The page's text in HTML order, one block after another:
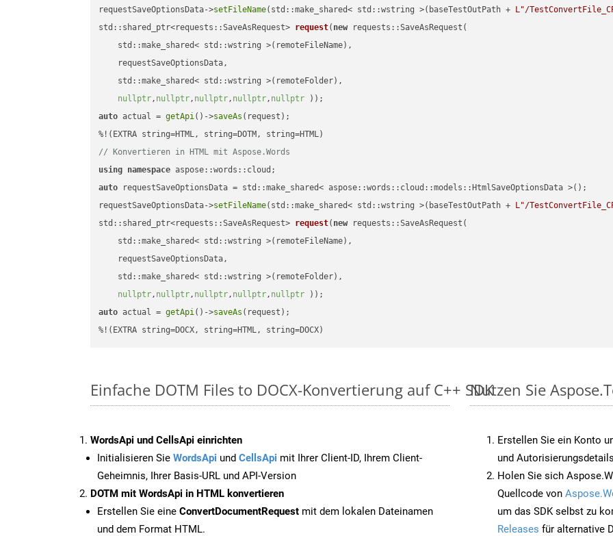
requestSaveOptionsData->setFileName(std::make_shared< std::wstring >(baseTestOutPath + L"/
std::shared_ptr<requests::SaveAsRequest> request( new requests::SaveAsRequest(
    std::make_shared< std::wstring >(remoteFileName),
    requestSaveOptionsData,
    std::make_shared< std::wstring >(remoteFolder),
nullptr, nullptr, nullptr, nullptr, nullptr ))
auto actual = getApi()->saveAs (request);
// Konvertieren in HTML mit Aspose.Words
using namespace
auto requestSaveOptionsData = std::make_shared< aspose::words::cloud::models::HtmlSaveOptionsData >();
requestSaveOptionsData->setFileName(std::make_shared< std::wstring >(baseTestOutPath + L"/
std::shared_ptr<requests::SaveAsRequest> request( new requests::SaveAsRequest(
    std::make_shared< std::wstring >(remoteFileName),
    requestSaveOptionsData,
    std::make_shared< std::wstring >(remoteFolder),
nullptr, nullptr, nullptr, nullptr, nullptr ))
auto actual = getApi()->saveAs (request);
%!(EXTRA string=DOCX, string=HTML, string=DOCX)
Einfache DOTM Files to DOCX-Konvertierung auf C++ SDK
WordsApi und CellsApi einrichten
Initialisieren Sie WordsApi und CellsApi mit Ihrer Client-ID, Ihrem Client-
Geheimnis, Ihrer Basis-URL und API-Version
DOTM mit WordsApi in HTML konvertieren
Erstellen Sie eine ConvertDocumentRequest mit dem lokalen Dateinamen
und dem Format HTML.
Nutzen Sie
Erstellen Sie ein Konto
und
Holen Sie sich
Quellcode von
um das SDK selbst zu
Releases für alternative